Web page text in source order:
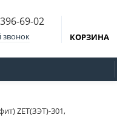
69-02
КОРЗИНА
ZET(ЗЭТ)-301,